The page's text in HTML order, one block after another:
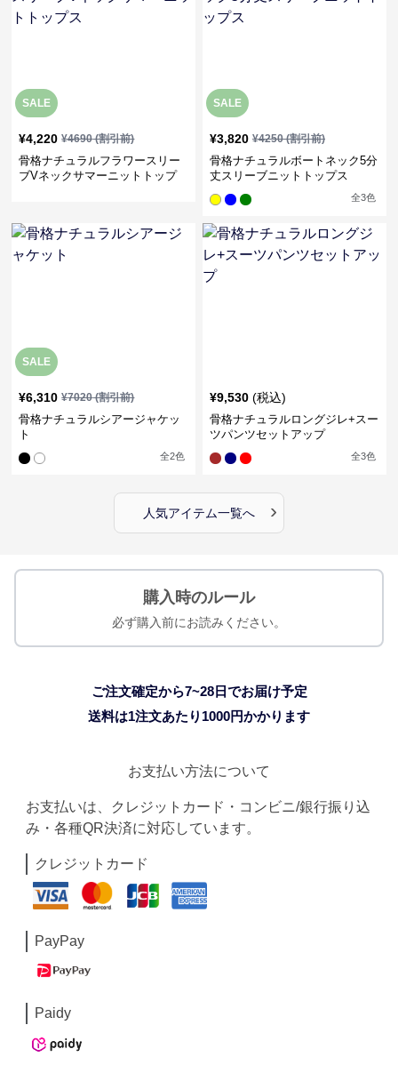
SALE
¥4,220 ¥4690(割引前)
骨格ナチュラルフラワースリー
ブVネックサマーニットトップ
SALE
¥3,820 ¥4250(割引前)
骨格ナチュラルボートネック5分
丈スリーブニットトップス
全3色
SALE
¥6,310 ¥7020(割引前)
骨格ナチュラルシアージャケッ
ト
全2色
¥9,530 (税込)
骨格ナチュラルロングジレ+スー
ツパンツセットアップ
全3色
人気アイテム一覧へ ›
購入時のルール
必ず購入前にお読みください。
ご注文確定から7~28日でお届け予定
送料は1注文あたり 1000円かかります
お支払い方法について
お支払いは、クレジットカード・コンビニ/銀行振り込
み・各種QR決済に対応しています。
クレジットカード
PayPay
Paidy